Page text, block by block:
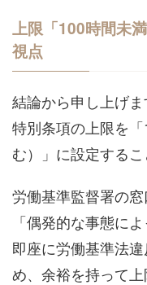
上限「100時間未
視点
結論から申し上げま
特別条項の上限を
む）」に設定するこ
労働基準監督署の
「偶発的な事態に
即座に労働基準法
め、余裕を持って